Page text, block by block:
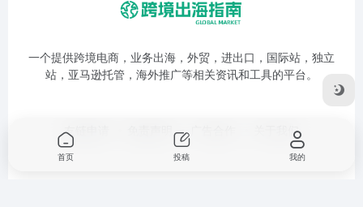
一个提供跨境电商，业务出海，外贸，进出口，国际站，独立
站，亚马逊托管，海外推广等相关资讯和工具的平台。
友链申请 关于我们
首页 投稿 我的